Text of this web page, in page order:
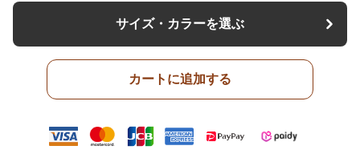
サイズ・カラーを選ぶ
カートに追加する